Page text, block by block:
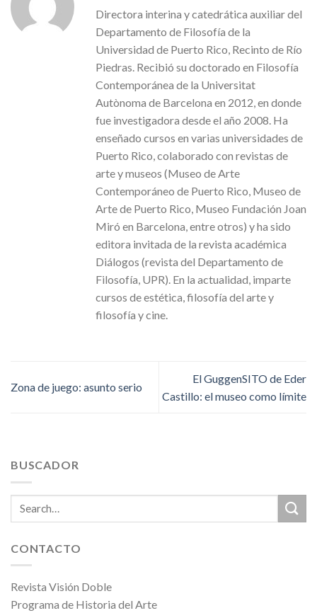
Directora interina y catedrática auxiliar del
Departamento de Filosofía de la
Universidad de Puerto Rico, Recinto de Río
Piedras. Recibió su doctorado en Filosofía
Contemporánea de la Universitat
Autònoma de Barcelona en 2012, en donde
fue investigadora desde el año 2008. Ha
enseñado cursos en varias universidades de
Puerto Rico, colaborado con revistas de
arte y museos (Museo de Arte
Contemporáneo de Puerto Rico, Museo de
Arte de Puerto Rico, Museo Fundación Joan
Miró en Barcelona, ​​entre otros) y ha sido
editora invitada de la revista académica
Diálogos (revista del Departamento de
Filosofía, UPR). En la actualidad, imparte
cursos de estética, filosofía del arte y
filosofía y cine.
Zona de juego: asunto serio
El GuggenSITO de Eder
Castillo: el museo como límite
BUSCADOR
CONTACTO
Revista Visión Doble
Programa de Historia del Arte